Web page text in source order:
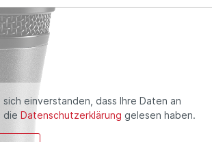
einverstanden, dass Ihre Daten an
die Datenschutzerklärung gelesen haben.